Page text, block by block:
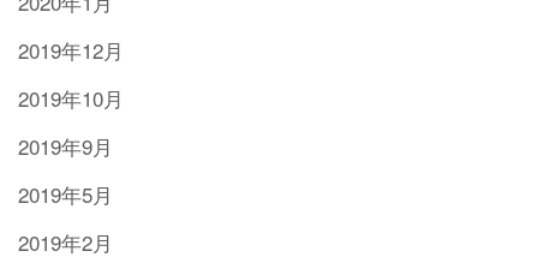
2019年12月
2019年10月
2019年9月
2019年5月
2019年2月